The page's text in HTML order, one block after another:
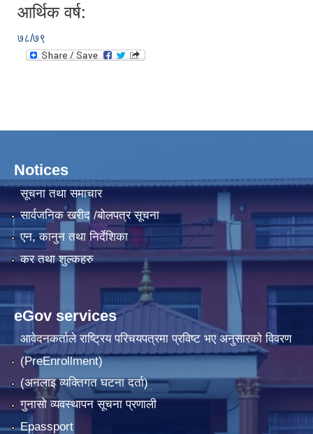
आर्थिक वर्ष:
७८/७९
Notices
सूचना तथा समाचार
सार्वजनिक खरीद /बोलपत्र सूचना
एन, कानुन तथा निर्देशिका
कर तथा शुल्कहरु
eGov services
आवेदनकर्ताले राष्‍ट्रिय परिचयपत्रमा प्रविष्ट भए अनुसारको विवरण
(PreEnrollment)
(अनलाइ व्यक्तिगत घटना दर्ता)
गुनासो व्यवस्थापन सूचना प्रणाली
Epassport